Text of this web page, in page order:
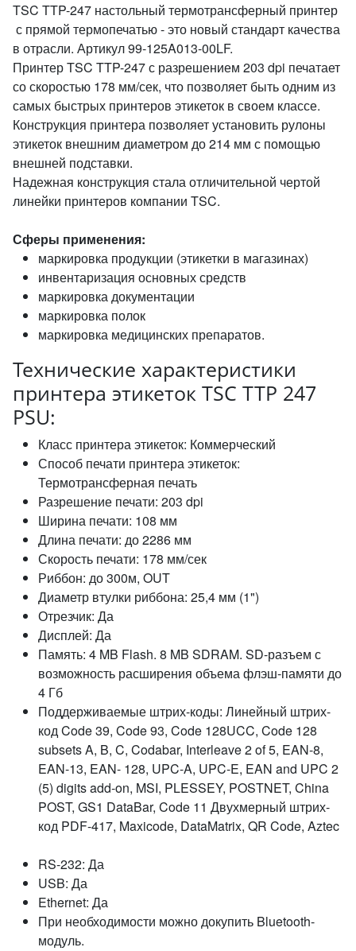
TSC TTP-247 настольный термотрансферный принтер
с прямой термопечатью - это новый стандарт качества
в отрасли. Артикул 99-125A013-00LF.
Принтер TSC TTP-247 с разрешением 203 dpi печатает
со скоростью 178 мм/сек, что позволяет быть одним из
самых быстрых принтеров этикеток в своем классе.
Конструкция принтера позволяет установить рулоны
этикеток внешним диаметром до 214 мм с помощью
внешней подставки.
Надежная конструкция стала отличительной чертой
линейки принтеров компании TSC.
Сферы применения:
маркировка продукции (этикетки в магазинах)
инвентаризация основных средств
маркировка документации
маркировка полок
маркировка медицинских препаратов.
Технические характеристики
принтера этикеток TSC TTP 247
PSU:
Класс принтера этикеток: Коммерческий
Способ печати принтера этикеток:
Термотрансферная печать
Разрешение печати: 203 dpi
Ширина печати: 108 мм
Длина печати: до 2286 мм
Скорость печати: 178 мм/сек
Риббон: до 300м, OUT
Диаметр втулки риббона: 25,4 мм (1")
Отрезчик: Да
Дисплей: Да
Память: 4 MB Flash. 8 MB SDRAM. SD-разъем с
возможность расширения объема флэш-памяти до
4 Гб
Поддерживаемые штрих-коды: Линейный штрих-
код Code 39, Code 93, Code 128UCC, Code 128
subsets A, B, C, Codabar, Interleave 2 of 5, EAN-8,
EAN-13, EAN- 128, UPC-A, UPC-E, EAN and UPC 2
(5) digits add-on, MSI, PLESSEY, POSTNET, China
POST, GS1 DataBar, Code 11 Двухмерный штрих-
код PDF-417, Maxicode, DataMatrix, QR Code, Aztec
RS-232: Да
USB: Да
Ethernet: Да
При необходимости можно докупить Bluetooth-
модуль.